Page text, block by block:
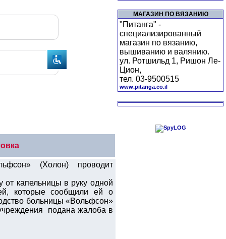
(Холон) проводит
капельницы в руку одной
которые сообщили ей о
больницы «Вольфсон»
подана жалоба в
МАГАЗИН ПО ВЯЗАНИЮ
"Питанга" -
специализированный
магазин по вязанию,
вышиванию и валянию.
ул. Ротшильд 1, Ришон Ле-
Цион,
тел. 03-9500515
www.pitanga.co.il